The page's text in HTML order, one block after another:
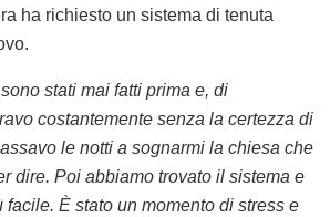
ha richiesto un sistema di tenuta
stati mai fatti prima e, di
costantemente senza la certezza di
le notti a sognarmi la chiesa che
dire. Poi abbiamo trovato il sistema e
facile. È stato un momento di stress e